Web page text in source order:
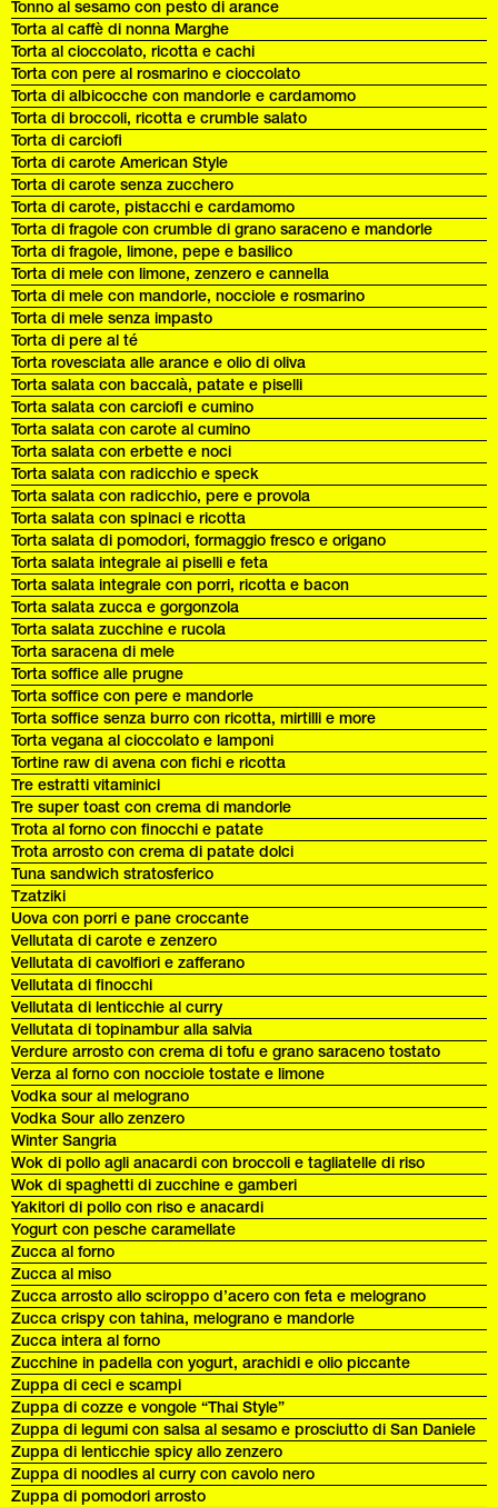
Tonno al sesamo con pesto di arance
Torta al caffè di nonna Marghe
Torta al cioccolato, ricotta e cachi
Torta con pere al rosmarino e cioccolato
Torta di albicocche con mandorle e cardamomo
Torta di broccoli, ricotta e crumble salato
Torta di carciofi
Torta di carote American Style
Torta di carote senza zucchero
Torta di carote, pistacchi e cardamomo
Torta di fragole con crumble di grano saraceno e mandorle
Torta di fragole, limone, pepe e basilico
Torta di mele con limone, zenzero e cannella
Torta di mele con mandorle, nocciole e rosmarino
Torta di mele senza impasto
Torta di pere al té
Torta rovesciata alle arance e olio di oliva
Torta salata con baccalà, patate e piselli
Torta salata con carciofi e cumino
Torta salata con carote al cumino
Torta salata con erbette e noci
Torta salata con radicchio e speck
Torta salata con radicchio, pere e provola
Torta salata con spinaci e ricotta
Torta salata di pomodori, formaggio fresco e origano
Torta salata integrale ai piselli e feta
Torta salata integrale con porri, ricotta e bacon
Torta salata zucca e gorgonzola
Torta salata zucchine e rucola
Torta saracena di mele
Torta soffice alle prugne
Torta soffice con pere e mandorle
Torta soffice senza burro con ricotta, mirtilli e more
Torta vegana al cioccolato e lamponi
Tortine raw di avena con fichi e ricotta
Tre estratti vitaminici
Tre super toast con crema di mandorle
Trota al forno con finocchi e patate
Trota arrosto con crema di patate dolci
Tuna sandwich stratosferico
Tzatziki
Uova con porri e pane croccante
Vellutata di carote e zenzero
Vellutata di cavolfiori e zafferano
Vellutata di finocchi
Vellutata di lenticchie al curry
Vellutata di topinambur alla salvia
Verdure arrosto con crema di tofu e grano saraceno tostato
Verza al forno con nocciole tostate e limone
Vodka sour al melograno
Vodka Sour allo zenzero
Winter Sangria
Wok di pollo agli anacardi con broccoli e tagliatelle di riso
Wok di spaghetti di zucchine e gamberi
Yakitori di pollo con riso e anacardi
Yogurt con pesche caramellate
Zucca al forno
Zucca al miso
Zucca arrosto allo sciroppo d’acero con feta e melograno
Zucca crispy con tahina, melograno e mandorle
Zucca intera al forno
Zucchine in padella con yogurt, arachidi e olio piccante
Zuppa di ceci e scampi
Zuppa di cozze e vongole “Thai Style”
Zuppa di legumi con salsa al sesamo e prosciutto di San Daniele
Zuppa di lenticchie spicy allo zenzero
Zuppa di noodles al curry con cavolo nero
Zuppa di pomodori arrosto